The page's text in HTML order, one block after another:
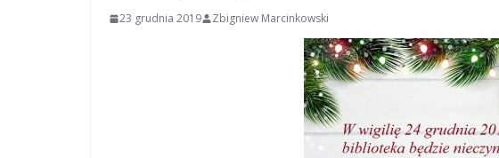
23 grudnia 2019 Zbigniew Marcinkowski